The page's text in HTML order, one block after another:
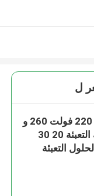
ل
آلة التعبئة التلقائية 220 فولت 260 و
50 60 هرتز سرعة التعبئة 20 30
التعبئة